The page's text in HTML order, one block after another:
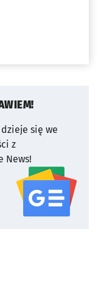
się we
z
News!
serwisu